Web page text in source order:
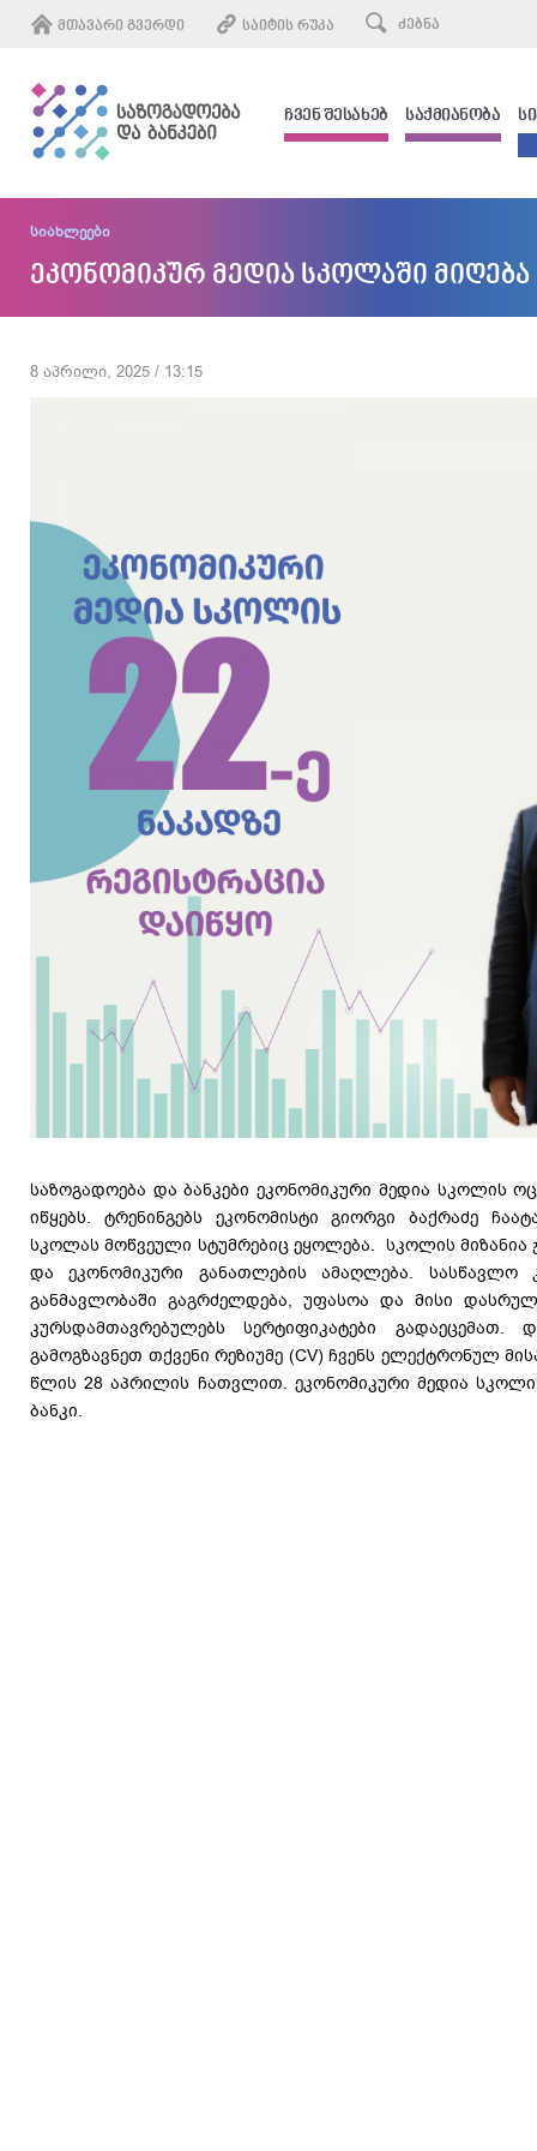
ᲛᲗᲐᲕᲐᲠᲘ ᲒᲕᲔᲠᲓᲘ ᲡᲐᲘᲢᲘᲡ ᲠᲣᲙᲐ
ᲩᲕᲔᲜ ᲨᲔᲡᲐᲮᲔᲑ ᲡᲐᲥᲛᲘᲐᲜᲝᲑᲐ
სიახლეები
ეკონომიკურ მედია სკოლაში
8 აპრილი, 2025 / 13:15
საზოგადოება და ბანკები ეკონომიკური მედია სკოლის
იწყებს. ტრენინგებს ეკონომისტი გიორგი ბაქრაძე
სკოლას მოწვეული სტუმრებიც ეყოლება. სკოლის მიზანია
და ეკონომიკური განათლების ამაღლება.
განმავლობაში გაგრძელდება, უფასოა და მისი
კურსდამთავრებულებს სერტიფიკატები გადაეცემათ.
გამოგზავნეთ თქვენი რეზიუმე (CV) ჩვენს ელექტრონულ
წლის 28 აპრილის ჩათვლით. ეკონომიკური მედია
ბანკი.